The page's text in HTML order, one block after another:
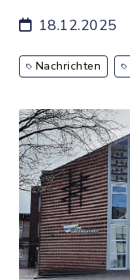
18.12.2025
Nachrichten